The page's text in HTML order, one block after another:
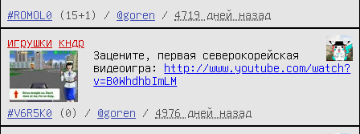
#ROMOL0
(15+1) / @goren / 4719 дней назад
игрушки
кндр
Зацените, первая северокорейская
видеоигра: http://www.youtube.com/watch?
v=B0WhdhbImLM
#V6R5K0 (0) / @goren / 4976 дней назад